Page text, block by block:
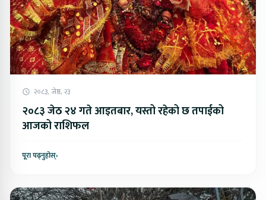
२०८३, जेष्ठ, २३
२०८३ जेठ २४ गते आइतबार, यस्तो रहेको छ तपाईको
आजको राशिफल
पूरा पढ्नुहोस्›